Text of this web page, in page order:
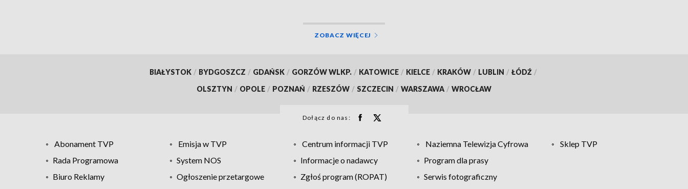
ZOBACZ WIĘCEJ
BIAŁYSTOK / BYDGOSZCZ / GDAŃSK / GORZÓW WLKP. / KATOWICE / KIELCE / KRAKÓW / LUBLIN / ŁÓDŹ /
OLSZTYN / OPOLE / POZNAŃ / RZESZÓW / SZCZECIN / WARSZAWA / WROCŁAW
Dołącz do nas:
Abonament TVP Emisja w TVP Centrum informacji TVP Naziemna Telewizja Cyfrowa
Sklep TVP
Rada Programowa
System NOS Informacje o nadawcy
Program dla prasy
Biuro Reklamy
Ogłoszenie przetargowe Zgłoś program (ROPAT)
Serwis fotograficzny